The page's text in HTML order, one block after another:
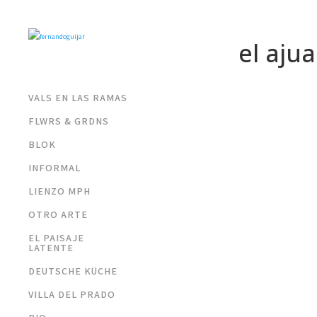
VALS EN LAS RAMAS
FLWRS & GRDNS
BLOK
INFORMAL
LIENZO MPH
OTRO ARTE
EL PAISAJE
LATENTE
DEUTSCHE KÜCHE
VILLA DEL PRADO
el